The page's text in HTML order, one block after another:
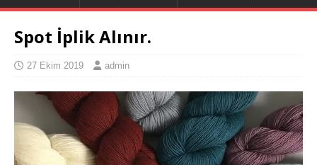
Spot İplik Alınır.
27 Ekim 2019 admin